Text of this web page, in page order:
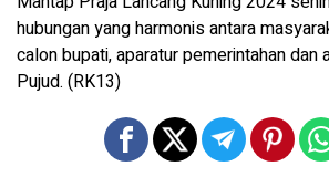
hubungan yang harmonis antara
calon bupati, aparatur pemerintahan dan
Pujud. (RK13)